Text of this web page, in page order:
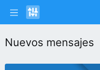
Nuevos mensajes